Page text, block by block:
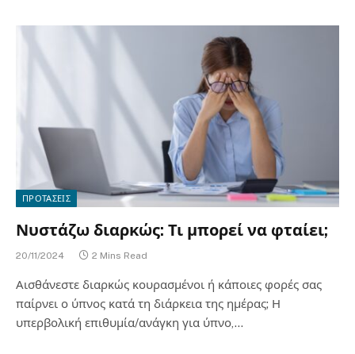
ΠΡΟΤΑΣΕΙΣ
Νυστάζω διαρκώς: Τι μπορεί να φταίει;
20/11/2024 2 Mins Read
Αισθάνεστε διαρκώς κουρασμένοι ή κάποιες φορές σας
παίρνει ο ύπνος κατά τη διάρκεια της ημέρας; Η
υπερβολική επιθυμία/ανάγκη για ύπνο,…